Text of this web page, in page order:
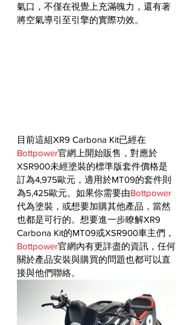
氣口，不僅在視覺上充滿魄力，還有著
將空氣導引至引擎的實際功效。
目前這組XR9 Carbona Kit已經在
Bottpower官網上開始販售，對應於
XSR900未經塗裝的標準版套件價格是
訂為4,975歐元，適用於MT09的套件則
為5,425歐元。如果你需要由Bottpower
代為塗裝，或想要加購其他產品，當然
也都是可行的。想要進一步瞭解XR9
Carbona Kit的MT09或XSR900車主們，
Bottpower官網內有更詳盡的資訊，任何
關於產品安裝與購買的問題也都可以直
接與他們聯絡。